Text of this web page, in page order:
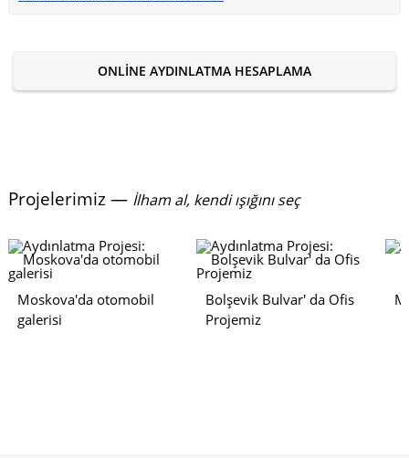
ONLINE AYDINLATMA HESAPLAMA
Projelerimiz — İlham al, kendi ışığını seç
Moskova'da otomobil
galerisi
Bolşevik Bulvar' da Ofis
Projemiz